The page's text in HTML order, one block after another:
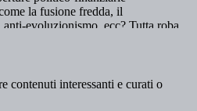
contenuti interessanti e curati o